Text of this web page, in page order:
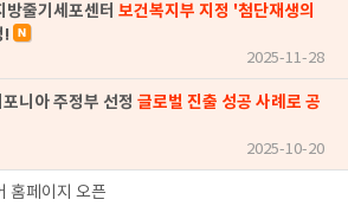
방줄기세포센터 보건복지부 지정 '첨단재생의
!
2025-11-28
니아 주정부 선정 글로벌 진출 성공 사례로 공
2025-10-20
홈페이지 오픈